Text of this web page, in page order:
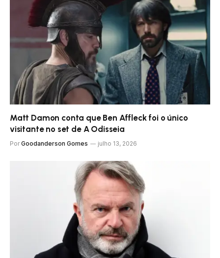
Matt Damon conta que Ben Affleck foi o único
visitante no set de A Odisseia
Por Goodanderson Gomes julho 13, 2026